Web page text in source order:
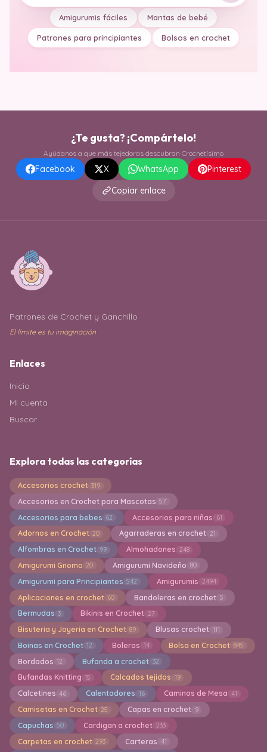
Amigurumis fáciles Mantas de bebé
Patrones para principiantes Bolsos en crochet
¿Te gusta? ¡Compártelo!
Ayúdanos a que más tejedoras descubran Crochetísimo
Facebook X WhatsApp
Pinterest
Copiar enlace
Patrones de Crochet y Ganchillo
El límite es tu imaginación
Enlaces
Inicio
Mi cuenta
Buscar
Explora todas las categorías
Accesorios crochet 319
Accesorios en Crochet para Mascotas 57
Accesorios para bebes 62 Accesorios para niñas 61
Adornos en Crochet 20 Agarraderas en crochet 21
Alfombras en Crochet 99 Almohadones 248
Amigurumi Gnomo 20 Amigurumi Navideño 80
Amigurumi para Principiantes 542 Amigurumis 2494
Aplicaciones en crochet 60 Bandoleras en crochet 5
Bermudas 3 Bikinis en Crochet 27
Bisuteria y Joyeria en Crochet 89 Blusas crochet 111
Boinas en Crochet 12 Boleros 14 Bolsa en Crochet 845
Bordados 12 Bufanda a crochet 32
Bufandas Knitting 15 Calcados tejidos 19
Calcetines 46 Calentadores 16 Caminos de Mesa 41
Camisetas en Crochet 25 Capas en crochet 9
Capuchas 50 Cardigan a crochet 233
Carpetas en crochet 293 Carteras 41